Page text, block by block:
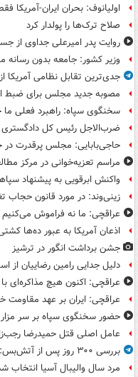
اولیانوف: بحران ایران-آمریکا
صلاح ترک‌ها را پولدار کرد
روایت پدر امیرعلی جداوی از
وزیر کشور: جامعه بدون رسانه
جدی‌ترین تقابل نظامی آمریکا
مصوبه جدید مجلس برای ضبط
سخنگوی سپاه: راهبرد فعلی
ضرب‌الاجل رئیس کل دادگستری
حاجی‌بابایی: مجلس پرقدرت در
مراسم تعزیه‌خوانی در مرکز
واکنش ابرقویی به پیشنهاد
زینی‌وند: در مورد قانون حجاب
عراقچی: ما نه فراموش
اذعان آمریکا به عبور ده‌ها
جشن برداشت انگور در ترشیز
دلیل جدایی رامین رضاییان از
عراقچی: اکنون هیچ مذاکره‌ای با
عراقچی: ایران بر عهد مقاومت
حضور سخنگوی سپاه بر سر
عامل اصلی قتل حمیدرضا
بررسی ۳۰۰ روز پس از آتش‌بس: چه بر سر غزه آمد؟
مرد سال والیبال آسیا انتخاب